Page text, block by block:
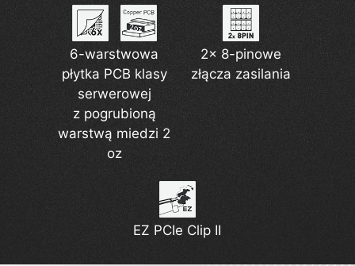
6-warstwowa
płytka PCB klasy
serwerowej
z pogrubioną
warstwą miedzi 2
oz
2x 8-pinowe
złącza zasilania
EZ PCIe Clip II
Type-C
sieciowe 5G
Najnowszy
standard Wi-Fi 7
Lightning Gen 5
radiator
Frozr II
Obsługa pompy
układu chłodzenia